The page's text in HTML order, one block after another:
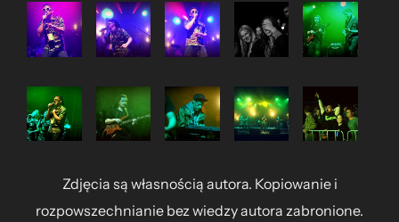
Zdjęcia są własnością autora. Kopiowanie i
rozpowszechnianie bez wiedzy autora zabronione.